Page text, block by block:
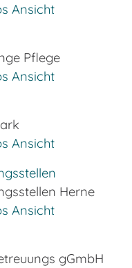
Ansicht
Pflege
Ansicht
Ansicht
Herne
Ansicht
gGmbH